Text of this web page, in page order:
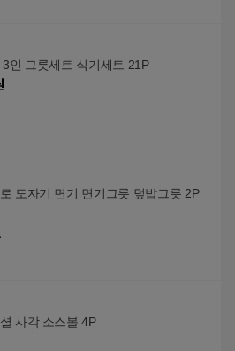
3인 그릇세트 식기세트 21P
도자기 면기 면기그릇 덮밥그릇 2P
사각 소스볼 4P